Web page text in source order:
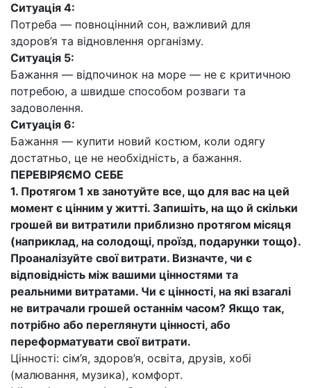
Ситуація 4:
Потреба — повноцінний сон, важливий для
здоров’я та відновлення організму.
Ситуація 5:
Бажання — відпочинок на море — не є критичною
потребою, а швидше способом розваги та
задоволення.
Ситуація 6:
Бажання — купити новий костюм, коли одягу
достатньо, це не необхідність, а бажання.
ПЕРЕВІРЯЄМО СЕБЕ
1. Протягом 1 хв занотуйте все, що для вас на цей
момент є цінним у житті. Запишіть, на що й скільки
грошей ви витратили приблизно протягом місяця
(наприклад, на солодощі, проїзд, подарунки тощо).
Проаналізуйте свої витрати. Визначте, чи є
відповідність між вашими цінностями та
реальними витратами. Чи є цінності, на які взагалі
не витрачали грошей останнім часом? Якщо так,
потрібно або переглянути цінності, або
переформатувати свої витрати.
Цінності: сім’я, здоров’я, освіта, друзів, хобі
(малювання, музика), комфорт.